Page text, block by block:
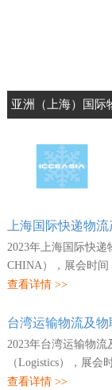
中国（深圳）国际
中国（广州）国际
亚洲（上海）国际
上海国际快递物
2023年上海国际快
CHINA），展会时间
07日，展会地点：中
市快递行业协会...
查看详情 >>
台湾运输物流及
2023年台湾运输物流
（Logistics），展会
月26日，展会地点：
查看详情 >>